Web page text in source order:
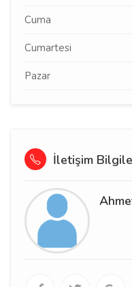
Cuma
Cumartesi
Pazar
İletişim